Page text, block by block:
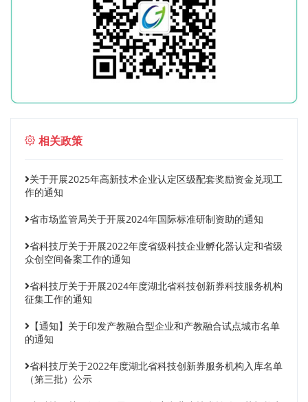
相关政策
关于开展2025年高新技术企业认定区级配套奖励资金兑现工
作的通知
省市场监管局关于开展2024年国际标准研制资助的通知
省科技厅关于开展2022年度省级科技企业孵化器认定和省级
众创空间备案工作的通知
省科技厅关于开展2024年度湖北省科技创新券科技服务机构
征集工作的通知
【通知】关于印发产教融合型企业和产教融合试点城市名单
的通知
省科技厅关于2022年度湖北省科技创新券服务机构入库名单
（第三批）公示